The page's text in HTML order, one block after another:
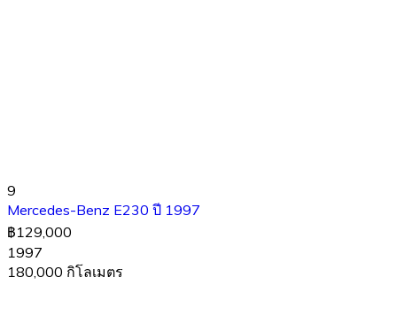
9
Mercedes-Benz E230 ปี 1997
฿129,000
1997
180,000 กิโลเมตร